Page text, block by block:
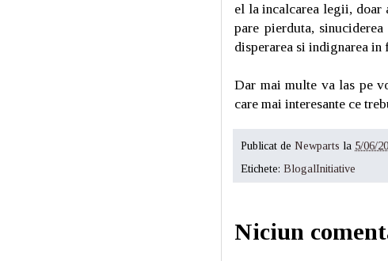
el la incalcarea legii, doar
pare pierduta,
disperarea si indignarea
Dar mai multe va las pe
care mai interesante ce
Publicat de Newparts la 5/06/
Etichete: BlogalInitiative
Niciun